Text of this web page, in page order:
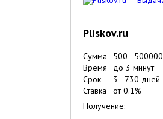
Pliskov.ru
Сумма 500 - 500000
Время
до 3 минут
Срок
3 - 730 дней
Ставка
от0.1%
Получение: